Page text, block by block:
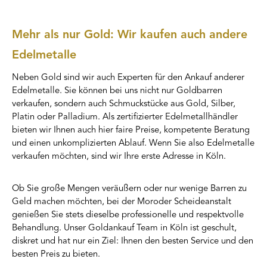
Mehr als nur Gold: Wir kaufen auch andere
Edelmetalle
Neben Gold sind wir auch Experten für den Ankauf anderer
Edelmetalle. Sie können bei uns nicht nur Goldbarren
verkaufen, sondern auch Schmuckstücke aus Gold, Silber,
Platin oder Palladium. Als zertifizierter Edelmetallhändler
bieten wir Ihnen auch hier faire Preise, kompetente Beratung
und einen unkomplizierten Ablauf. Wenn Sie also Edelmetalle
verkaufen möchten, sind wir Ihre erste Adresse in Köln.
Ob Sie große Mengen veräußern oder nur wenige Barren zu
Geld machen möchten, bei der Moroder Scheideanstalt
genießen Sie stets dieselbe professionelle und respektvolle
Behandlung. Unser Goldankauf Team in Köln ist geschult,
diskret und hat nur ein Ziel: Ihnen den besten Service und den
besten Preis zu bieten.